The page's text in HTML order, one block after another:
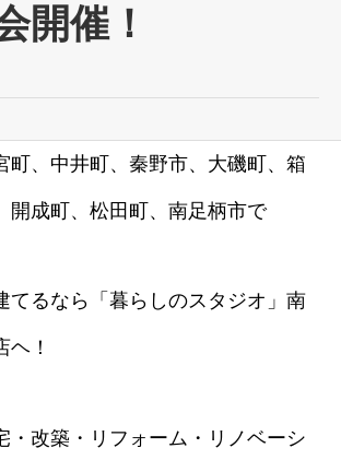
開催！
町、中井町、秦野市、大磯町、箱
開成町、松田町、南足柄市で
てるなら「暮らしのスタジオ」南
ヘ！
・改築・リフォーム・リノベーシ